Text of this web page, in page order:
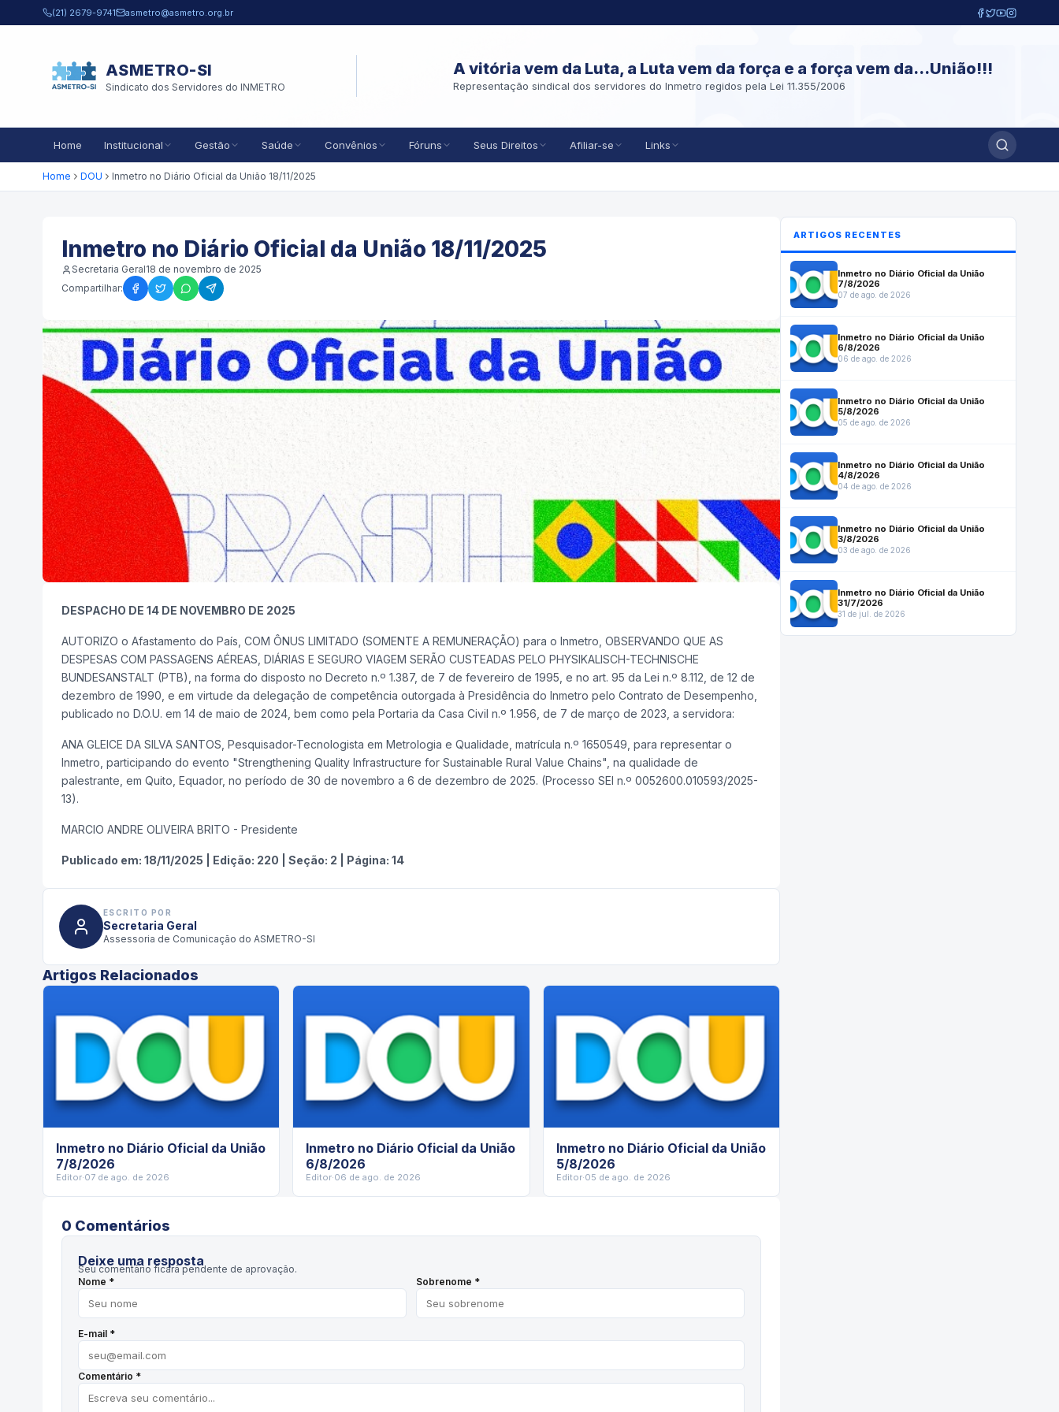
Pular para o conteúdo principal
(21) 2679-9741 asmetro@asmetro.org.br
ASMETRO-SI
Sindicato dos Servidores do INMETRO
A vitória vem da Luta, a Luta vem da força e a força vem da...União!!!
Representação sindical dos servidores do Inmetro regidos pela Lei 11.355/2006
Home Institucional Gestão Saúde Convênios Fóruns Seus Direitos Afiliar-se Links
Home DOU Inmetro no Diário Oficial da União 18/11/2025
Inmetro no Diário Oficial da União 18/11/2025
Secretaria Geral18 de novembro de 2025
Compartilhar:
DESPACHO DE 14 DE NOVEMBRO DE 2025
AUTORIZO o Afastamento do País, COM ÔNUS LIMITADO (SOMENTE A REMUNERAÇÃO) para o Inmetro, OBSERVANDO QUE AS
DESPESAS COM PASSAGENS AÉREAS, DIÁRIAS E SEGURO VIAGEM SERÃO CUSTEADAS PELO PHYSIKALISCH-TECHNISCHE
BUNDESANSTALT (PTB), na forma do disposto no Decreto n.º 1.387, de 7 de fevereiro de 1995, e no art. 95 da Lei n.º 8.112, de 12 de
dezembro de 1990, e em virtude da delegação de competência outorgada à Presidência do Inmetro pelo Contrato de Desempenho,
publicado no D.O.U. em 14 de maio de 2024, bem como pela Portaria da Casa Civil n.º 1.956, de 7 de março de 2023, a servidora:
ANA GLEICE DA SILVA SANTOS, Pesquisador-Tecnologista em Metrologia e Qualidade, matrícula n.º 1650549, para representar o
Inmetro, participando do evento "Strengthening Quality Infrastructure for Sustainable Rural Value Chains", na qualidade de
palestrante, em Quito, Equador, no período de 30 de novembro a 6 de dezembro de 2025. (Processo SEI n.º 0052600.010593/2025-
13).
MARCIO ANDRE OLIVEIRA BRITO - Presidente
Publicado em: 18/11/2025 Edição: 220 Seção: 2 Página: 14
ESCRITO POR
Secretaria Geral
Assessoria de Comunicação do ASMETRO-SI
Artigos Relacionados
Inmetro no Diário Oficial da União
7/8/2026
Editor·07 de ago. de 2026
Inmetro no Diário Oficial da União
6/8/2026
Editor·06 de ago. de 2026
Inmetro no Diário Oficial da União
5/8/2026
Editor·05 de ago. de 2026
0 Comentários
Deixe uma resposta
Seu comentário ficará pendente de aprovação.
Nome *
Sobrenome *
E-mail *
Comentário *
ARTIGOS RECENTES
Inmetro no Diário Oficial da União
7/8/2026
07 de ago. de 2026
Inmetro no Diário Oficial da União
6/8/2026
06 de ago. de 2026
Inmetro no Diário Oficial da União
5/8/2026
05 de ago. de 2026
Inmetro no Diário Oficial da União
4/8/2026
04 de ago. de 2026
Inmetro no Diário Oficial da União
3/8/2026
03 de ago. de 2026
Inmetro no Diário Oficial da União
31/7/2026
31 de jul. de 2026